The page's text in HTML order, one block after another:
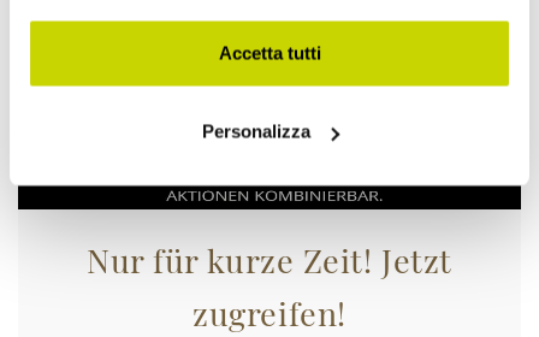
Accetta tutti
Personalizza
Nur für kurze Zeit! Jetzt
zugreifen!